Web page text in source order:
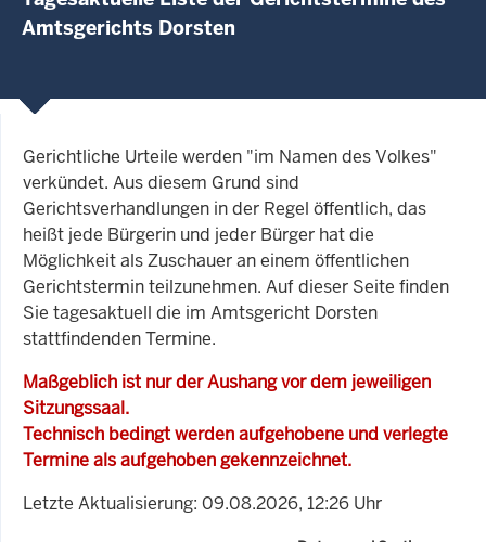
Amtsgerichts Dorsten
Gerichtliche Urteile werden "im Namen des Volkes"
verkündet. Aus diesem Grund sind
Gerichtsverhandlungen in der Regel öffentlich, das
heißt jede Bürgerin und jeder Bürger hat die
Möglichkeit als Zuschauer an einem öffentlichen
Gerichtstermin teilzunehmen. Auf dieser Seite finden
Sie tagesaktuell die im Amtsgericht Dorsten
stattfindenden Termine.
Maßgeblich ist nur der Aushang vor dem jeweiligen
Sitzungssaal.
Technisch bedingt werden aufgehobene und verlegte
Termine als aufgehoben gekennzeichnet.
Letzte Aktualisierung: 09.08.2026, 12:26 Uhr